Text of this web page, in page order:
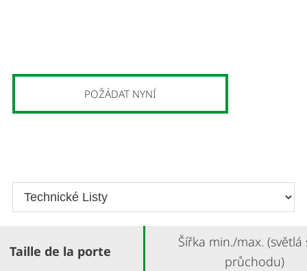
POŽÁDAT NYNÍ
Taille de la porte
Šířka min./max. (světlá
průchodu)